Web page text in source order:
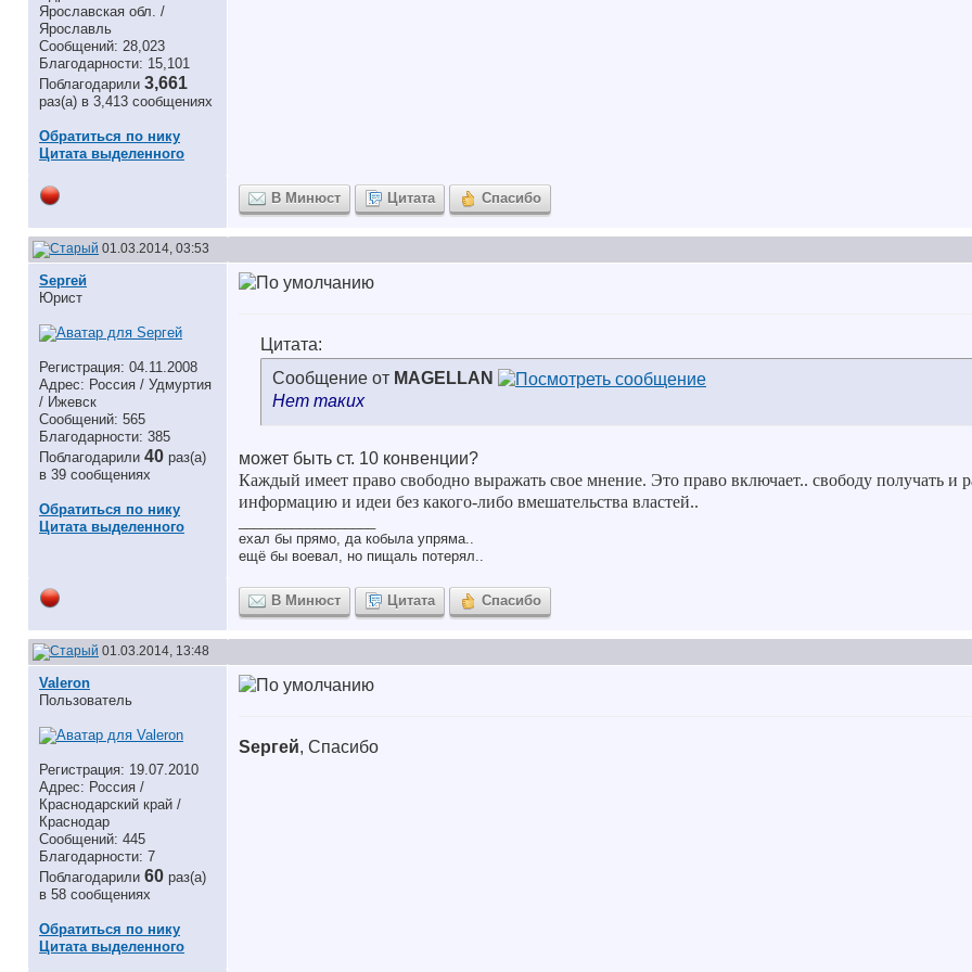
Ярославская обл. /
Ярославль
Сообщений: 28,023
Благодарности: 15,101
Поблагодарили 3,661
раз(а) в 3,413 сообщениях
Обратиться по нику
Цитата выделенного
В Минюст Цитата Спасибо
01.03.2014, 03:53
Sергей
Юрист
Регистрация: 04.11.2008
Адрес: Россия / Удмуртия
/ Ижевск
Сообщений: 565
Благодарности: 385
Поблагодарили 40 раз(а)
в 39 сообщениях
Обратиться по нику
Цитата выделенного
Цитата:
Сообщение от MAGELLAN
Нет таких
может быть ст. 10 конвенции?
Каждый имеет право свободно выражать свое мнение. Это право включает.. свободу получать и
информацию и идеи без какого-либо вмешательства властей..
ехал бы прямо, да кобыла упряма..
ещё бы воевал, но пищаль потерял..
В Минюст Цитата Спасибо
01.03.2014, 13:48
Valeron
Пользователь
Регистрация: 19.07.2010
Адрес: Россия /
Краснодарский край /
Краснодар
Сообщений: 445
Благодарности: 7
Поблагодарили 60 раз(а)
в 58 сообщениях
Обратиться по нику
Цитата выделенного
Sергей, Спасибо